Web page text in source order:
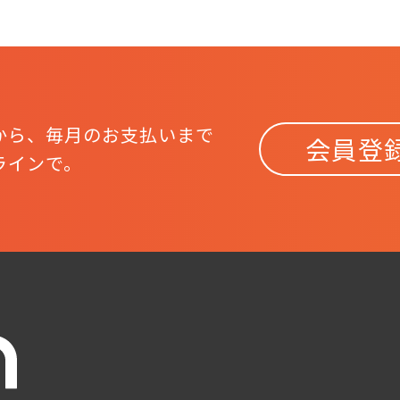
ら、毎月のお支払いまで
ンで。
会員登